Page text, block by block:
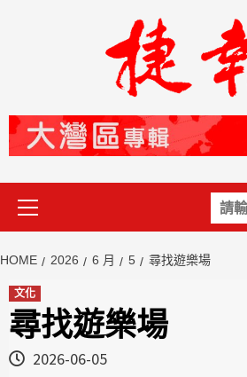
關
鍵
Primary
Menu
HOME 2026 6 月 5 尋找遊樂場
文化
尋找遊樂場
2026-06-05